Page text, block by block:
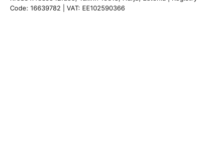
Code: 16639782 | VAT: EE102590366